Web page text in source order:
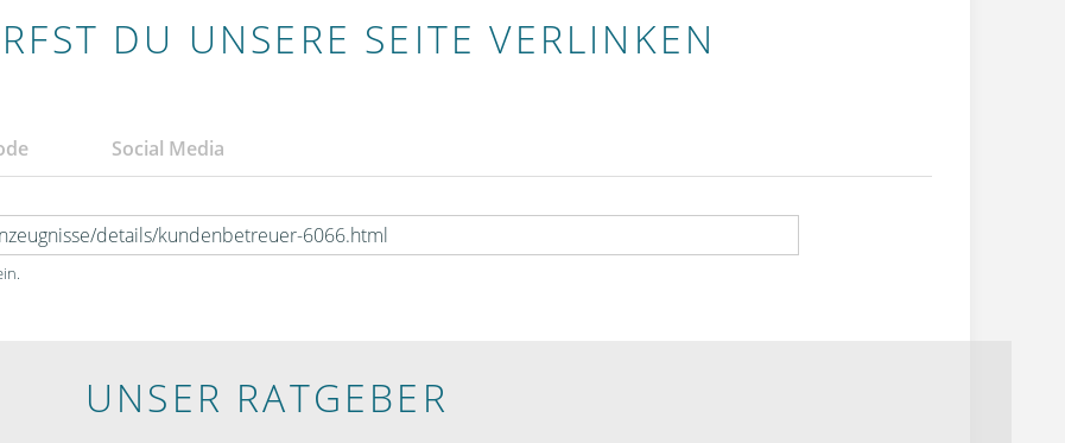
DU UNSERE SEITE VERLINKEN
Social Media
UNSER RATGEBER